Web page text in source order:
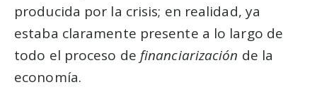
producida por la crisis; en realidad, ya
estaba claramente presente a lo largo de
todo el proceso de financiarización de la
economía.